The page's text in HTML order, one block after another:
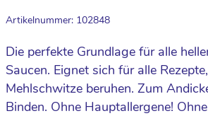
Artikelnummer: 102848
Die perfekte Grundlage für alle
Saucen. Eignet sich für alle
Mehlschwitze beruhen. Zum
Binden. Ohne Hauptallergene!